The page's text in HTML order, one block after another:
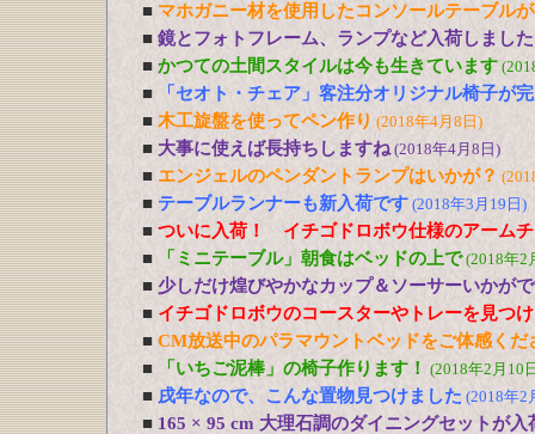
■ マホガニー材を使用したコンソールテーブル
■ 鏡とフォトフレーム、ランプなど入荷しました
■ かつての土間スタイルは今も生きています
■
「セオト・チェア」客注分オリジナル椅子が
■ 木工旋盤を使ってペン作り (2018年4月8日)
■ 大事に使えば長持ちしますね(2018年4月8日)
■ エンジェルのペンダントランプはいかが？
■ テーブルランナーも新入荷です (2018年3月19日)
■ ついに入荷！ イチゴドロボウ仕様のアーム
■
「ミニテーブル」朝食はベッドの上で(2018年2
■ 少しだけ煌びやかなカップ＆ソーサーいかが
■ イチゴドロボウのコースターやトレーを見つ
■ CM放送中のパラマウントベッドをご体感くだ
■
「いちご泥棒」の椅子作ります！ (2018年2月10
■ 戌年なので、こんな置物見つけました (2018年2
■ 165 × 95 cm 大理石調のダイニングセットが入